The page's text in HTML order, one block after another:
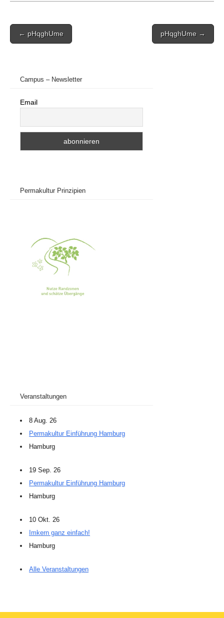
Post
navigation
← pHqghUme pHqghUme →
Campus – Newsletter
Email
Permakultur Prinzipien
Veranstaltungen
8 Aug. 26
Permakultur Einführung Hamburg
Hamburg
19 Sep. 26
Permakultur Einführung Hamburg
Hamburg
10 Okt. 26
Imkern ganz einfach!
Hamburg
Alle Veranstaltungen